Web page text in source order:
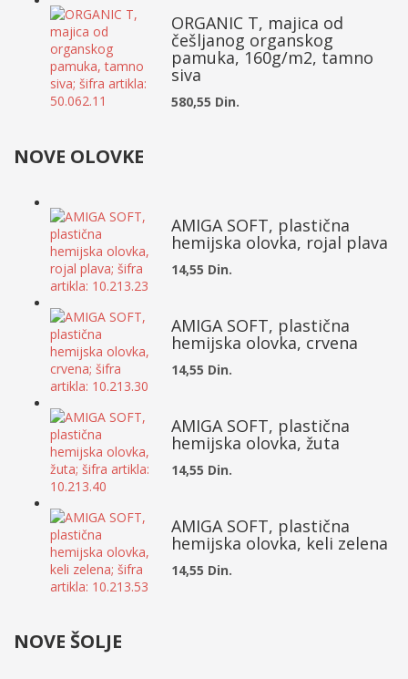
ORGANIC T, majica od
češljanog organskog
pamuka, 160g/m2, tamno
siva
580,55 Din.
NOVE OLOVKE
AMIGA SOFT, plastična
hemijska olovka, rojal plava
14,55 Din.
AMIGA SOFT, plastična
hemijska olovka, crvena
14,55 Din.
AMIGA SOFT, plastična
hemijska olovka, žuta
14,55 Din.
AMIGA SOFT, plastična
hemijska olovka, keli zelena
14,55 Din.
NOVE ŠOLJE